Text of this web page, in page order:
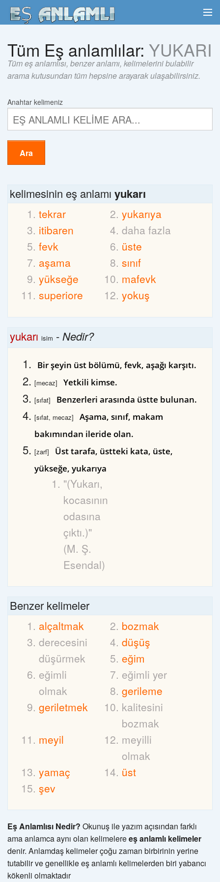
Tüm Eş anlamlılar: YUKARI
Tüm eş anlamlısı, benzer anlamı, kelimelerini bulabilir
arama kutusundan tüm hepsine arayarak ulaşabilirsiniz.
Anahtar kelimeniz
Ara
kelimesinin eş anlamı yukarı
tekrar
yukarıya
itibaren
daha fazla
fevk
üste
aşama
sınıf
yükseğe
mafevk
superiore
yokuş
yukarı isim -Nedir?
Bir şeyin üst bölümü, fevk, aşağı karşıtı.
[mecaz] Yetkili kimse.
[sıfat] Benzerleri arasında üstte bulunan.
[sıfat, mecaz]
Aşama, sınıf, makam
bakımından ileride olan.
[zarf]
Üst tarafa, üstteki kata, üste,
yükseğe, yukarıya
"(Yukarı,
kocasının
odasına
çıktı.)"
(M. Ş.
Esendal)
Benzer kelimeler
alçaltmak
bozmak
derecesini
düşürmek
düşüş
eğim
eğimli
olmak
eğimli yer
gerileme
geriletmek
kalitesini
bozmak
meyil
meyilli
olmak
yamaç
üst
şev
Eş Anlamlısı Nedir? Okunuş ile yazım açısından farklı
ama anlamca aynı olan kelimelereeş anlamlı kelimeler
denir. Anlamdaş kelimeler çoğu zaman birbirinin yerine
tutabilir ve genellikle eş anlamlı kelimelerden biri yabancı
kökenli olmaktadır